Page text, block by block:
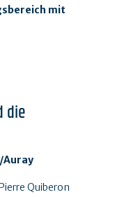
mit
die
Auray
Quiberon